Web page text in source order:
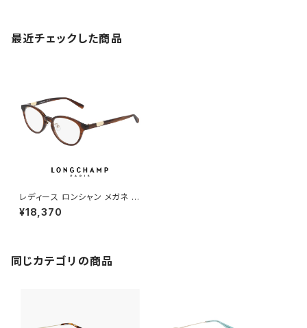
最近チェックした商品
レディース ロンシャン メガネ lo
2779lbj-238 49mm longch
amp 眼鏡 かわいい おしゃれ
発送
¥18,370
同じカテゴリの商品